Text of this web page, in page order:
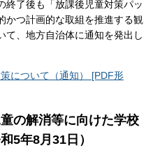
終了後も「放課後児童対策パッ
かつ計画的な取組を推進する観
て、地方自治体に通知を発出し
について（通知） [PDF形
の解消等に向けた学校
5年8月31日）